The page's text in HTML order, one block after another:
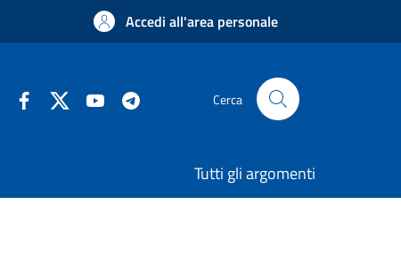
Accedi all'area personale
Cerca
Tutti gli argomenti